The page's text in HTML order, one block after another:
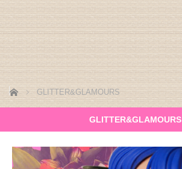
ホーム GLITTER&GLAMOURS
GLITTER&GLAMOURS